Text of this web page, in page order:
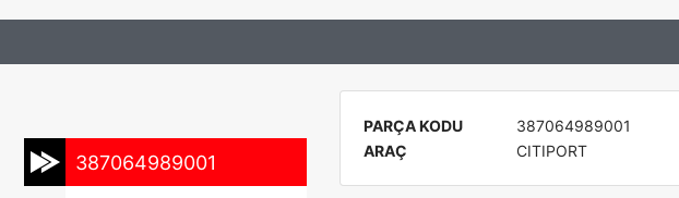
387064989001
PARÇA KODU
387064989001
ARAÇ
CITIPORT